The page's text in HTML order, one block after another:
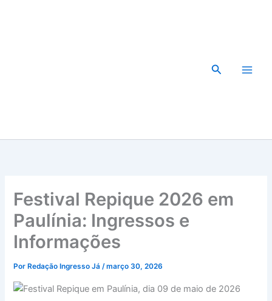
Pesquisar
Festival Repique 2026 em
Paulínia: Ingressos e
Informações
Por Redação Ingresso Já/março 30, 2026